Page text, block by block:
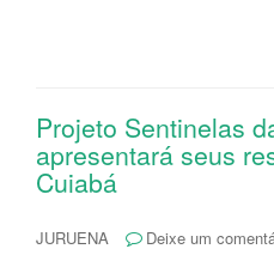
Projeto Sentinelas
apresentará seus
Cuiabá
JURUENA
Deixe um